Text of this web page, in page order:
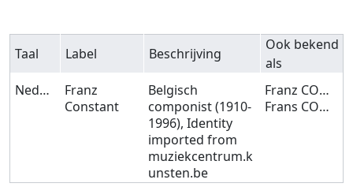
Taal Label Beschrijving
Ook bekend
als
Nederlands
Franz
Constant
Belgisch
componist (1910-
1996), Identity
imported from
muziekcentrum.k
unsten.be
Franz CONSTANT
Frans CONSTANT